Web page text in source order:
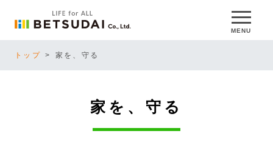
MENU
トップ 家を、守る
家を、守る